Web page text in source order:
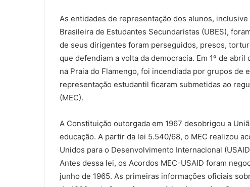
As entidades de representação dos alunos,
Brasileira de Estudantes Secundaristas (UBES),
de seus dirigentes foram perseguidos, presos,
que defendiam a volta da democracia. Em 1º de
na Praia do Flamengo, foi incendiada por grupos de
representação estudantil ficaram submetidas ao
(MEC).
A Constituição outorgada em 1967 desobrigou a
educação. A partir da lei 5.540/68, o MEC realizou
Unidos para o Desenvolvimento Internacional
Antes dessa lei, os Acordos MEC-USAID foram
junho de 1965. As primeiras informações oficiais